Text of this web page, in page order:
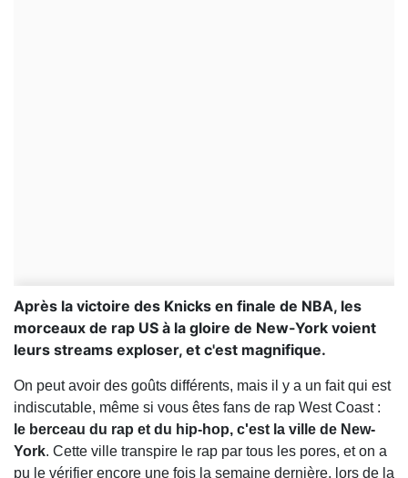
Après la victoire des Knicks en finale de NBA, les
morceaux de rap US à la gloire de New-York voient
leurs streams exploser, et c'est magnifique.
On peut avoir des goûts différents, mais il y a un fait qui est
indiscutable, même si vous êtes fans de rap West Coast :
le berceau du rap et du hip-hop, c'est la ville de New-
York. Cette ville transpire le rap par tous les pores, et on a
pu le vérifier encore une fois la semaine dernière, lors de la